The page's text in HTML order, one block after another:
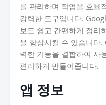
를 관리하며 작업을 효율
강력한 도구입니다.
보도 쉽고 간편하게 정리
을 향상시킬 수 있습니다
력한 기능을 결합하여 사
편리하게 만들어줍니다.
앱 정보